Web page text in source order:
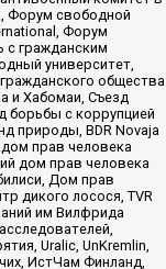
Форум свободной
Форум
гражданским
университет,
общества
и Хабомаи, Съезд
борьбы с коррупцией
природы, BDR Novaja
прав человека
дом прав человека
Дом прав
дикого лосося, TVR
им Вилфрида
Uralic, UnKremlin,
ИстЧам Финланд,